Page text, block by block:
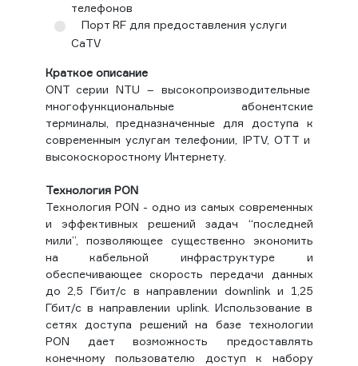
телефонов
Порт RF для предоставления услуги
CaTV
Краткое описание
ONT серии NTU – высокопроизводительные
многофунк­циональные абонентские
терминалы, предназначенные для доступа к
современным услугам телефонии, IPTV, OTT и
высокоскоростному Интернету.
Технология PON
Технология PON - одно из самых современных
и эффективных решений задач “последней
мили”, позволяющее существенно экономить
на кабельной инфраструктуре и
обеспечивающее скорость передачи данных
до 2,5 Гбит/с в направлении downlink и 1,25
Гбит/с в направлении uplink. Использование в
сетях доступа решений на базе технологии
PON дает возможность предоставлять
конечному пользователю доступ к набору